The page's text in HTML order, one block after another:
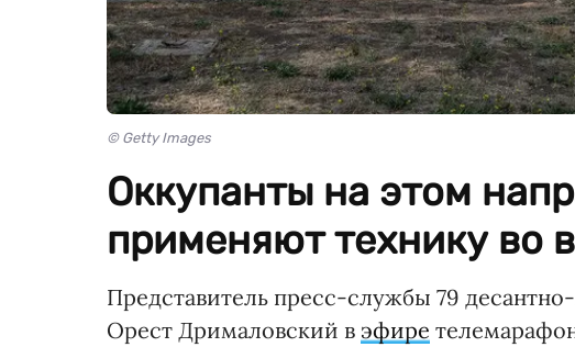
© Getty Images
Оккупанты на этом
применяют технику во
Представитель пресс-службы 79
Орест Дрималовский в эфире